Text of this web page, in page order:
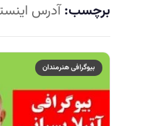
برچسب:آدرس
بیوگرافی هنرمندان